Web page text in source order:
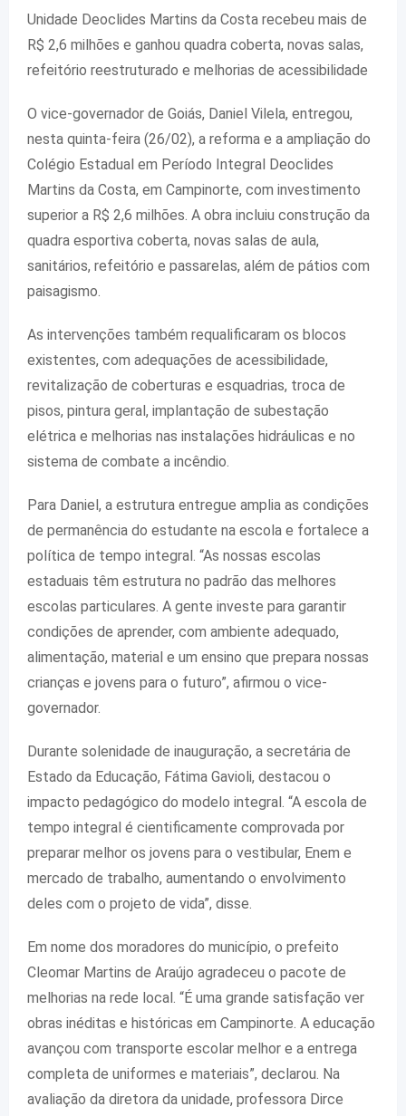
Unidade Deoclides Martins da Costa recebeu mais de
R$ 2,6 milhões e ganhou quadra coberta, novas salas,
refeitório reestruturado e melhorias de acessibilidade
O vice-governador de Goiás, Daniel Vilela, entregou,
nesta quinta-feira (26/02), a reforma e a ampliação do
Colégio Estadual em Período Integral Deoclides
Martins da Costa, em Campinorte, com investimento
superior a R$ 2,6 milhões. A obra incluiu construção da
quadra esportiva coberta, novas salas de aula,
sanitários, refeitório e passarelas, além de pátios com
paisagismo.
As intervenções também requalificaram os blocos
existentes, com adequações de acessibilidade,
revitalização de coberturas e esquadrias, troca de
pisos, pintura geral, implantação de subestação
elétrica e melhorias nas instalações hidráulicas e no
sistema de combate a incêndio.
Para Daniel, a estrutura entregue amplia as condições
de permanência do estudante na escola e fortalece a
política de tempo integral. “As nossas escolas
estaduais têm estrutura no padrão das melhores
escolas particulares. A gente investe para garantir
condições de aprender, com ambiente adequado,
alimentação, material e um ensino que prepara nossas
crianças e jovens para o futuro”, afirmou o vice-
governador.
Durante solenidade de inauguração, a secretária de
Estado da Educação, Fátima Gavioli, destacou o
impacto pedagógico do modelo integral. “A escola de
tempo integral é cientificamente comprovada por
preparar melhor os jovens para o vestibular, Enem e
mercado de trabalho, aumentando o envolvimento
deles com o projeto de vida”, disse.
Em nome dos moradores do município, o prefeito
Cleomar Martins de Araújo agradeceu o pacote de
melhorias na rede local. “É uma grande satisfação ver
obras inéditas e históricas em Campinorte. A educação
avançou com transporte escolar melhor e a entrega
completa de uniformes e materiais”, declarou. Na
avaliação da diretora da unidade, professora Dirce